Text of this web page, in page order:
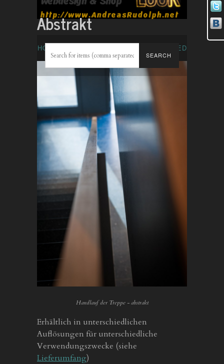
Abstrakt
HOME FEATURED
Handlauf der Treppe - abstrakt
Erhältlich in unterschiedlichen
Auflösungen für unterschiedliche
Verwendungszwecke (siehe
Lieferumfang)